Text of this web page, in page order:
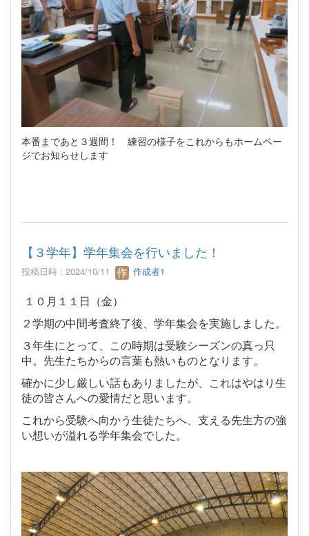
本番まであと３週間！ 練習の様子をこれからもホームペー
ジでお知らせします
【３学年】学年集会を行いました！
投稿日時 : 2024/10/11 作成者1
１０月１１日（金）
２学期の中間考査終了後、学年集会を実施しました。
３年生にとって、この時期は受験シーズンの真っ只
中。先生たちからの言葉も熱いものとなります。
確かに少し厳しい話もありましたが、これはやはり生
徒の皆さんへの愛情だと思います。
これから受験へ向かう生徒たちへ、支える先生方の強
い想いが溢れる学年集会でした。